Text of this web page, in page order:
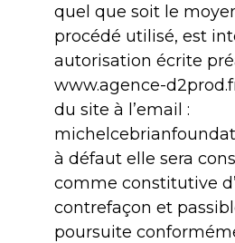
quel que soit le
procédé utilisé, est
autorisation écrite
www.agence-
du site à l’email :
à défaut elle sera
comme constitutive
contrefaçon et
poursuite